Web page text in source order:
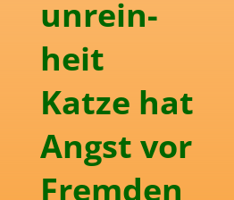
unrein­
heit
Katze hat
Angst vor
Fremden